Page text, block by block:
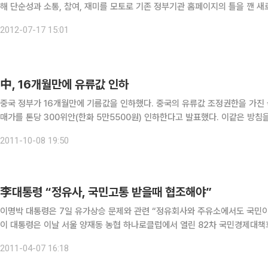
해 단순성과 소통, 참여, 재미를 모토로 기존 정부기관 홈페이지의 틀을 깬 새로운 홈페이지를 선보였
2012-07-17 15:01
中, 16개월만에 유류값 인하
중국 정부가 16개월만에 기름값을 인하했다. 중국의 유류값 조정권한을 가
매가를 톤당 300위안(한화 5만5500원) 인하한다고 발표했다. 이같은 방침을 발표하면서 전국적으로 휘발유와 경유의 최고 소매가격이
2011-10-08 19:50
李대통령 “정유사, 국민고통 받을때 협조해야”
이명박 대통령은 7일 유가상승 문제와 관련 “정유회사와 주유소에서도 국
이 대통령은 이날 서울 양재동 농협 하나로클럽에서 열린 82차 국민경제대
2011-04-07 16:18